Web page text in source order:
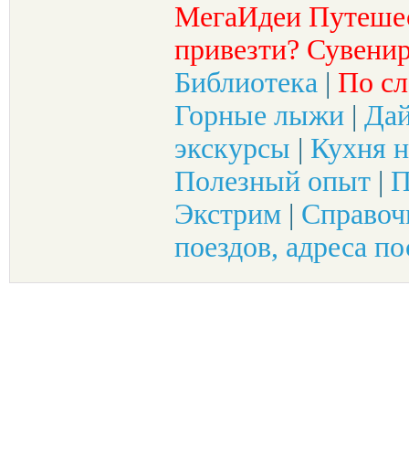
МегаИдеи
привезти?
Библиотека | По
Горные лыжи |
экскурсы | Кухня
Полезный опыт |
Экстрим |
поездов, адреса